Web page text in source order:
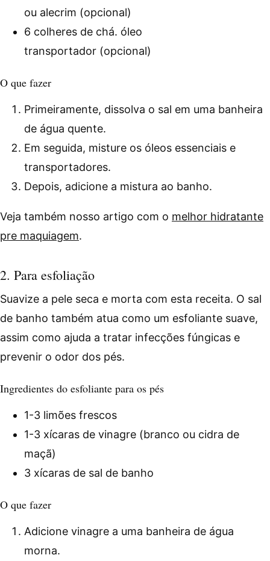
ou alecrim (opcional)
6 colheres de chá. óleo
transportador (opcional)
O que fazer
Primeiramente, dissolva o sal em uma banheira
de água quente.
Em seguida, misture os óleos essenciais e
transportadores.
Depois, adicione a mistura ao banho.
Veja também nosso artigo com o melhor hidratante
pre maquiagem.
2. Para esfoliação
Suavize a pele seca e morta com esta receita. O sal
de banho também atua como um esfoliante suave,
assim como ajuda a tratar infecções fúngicas e
prevenir o odor dos pés.
Ingredientes do esfoliante para os pés
1-3 limões frescos
1-3 xícaras de vinagre (branco ou cidra de
maçã)
3 xícaras de sal de banho
O que fazer
Adicione vinagre a uma banheira de água
morna.